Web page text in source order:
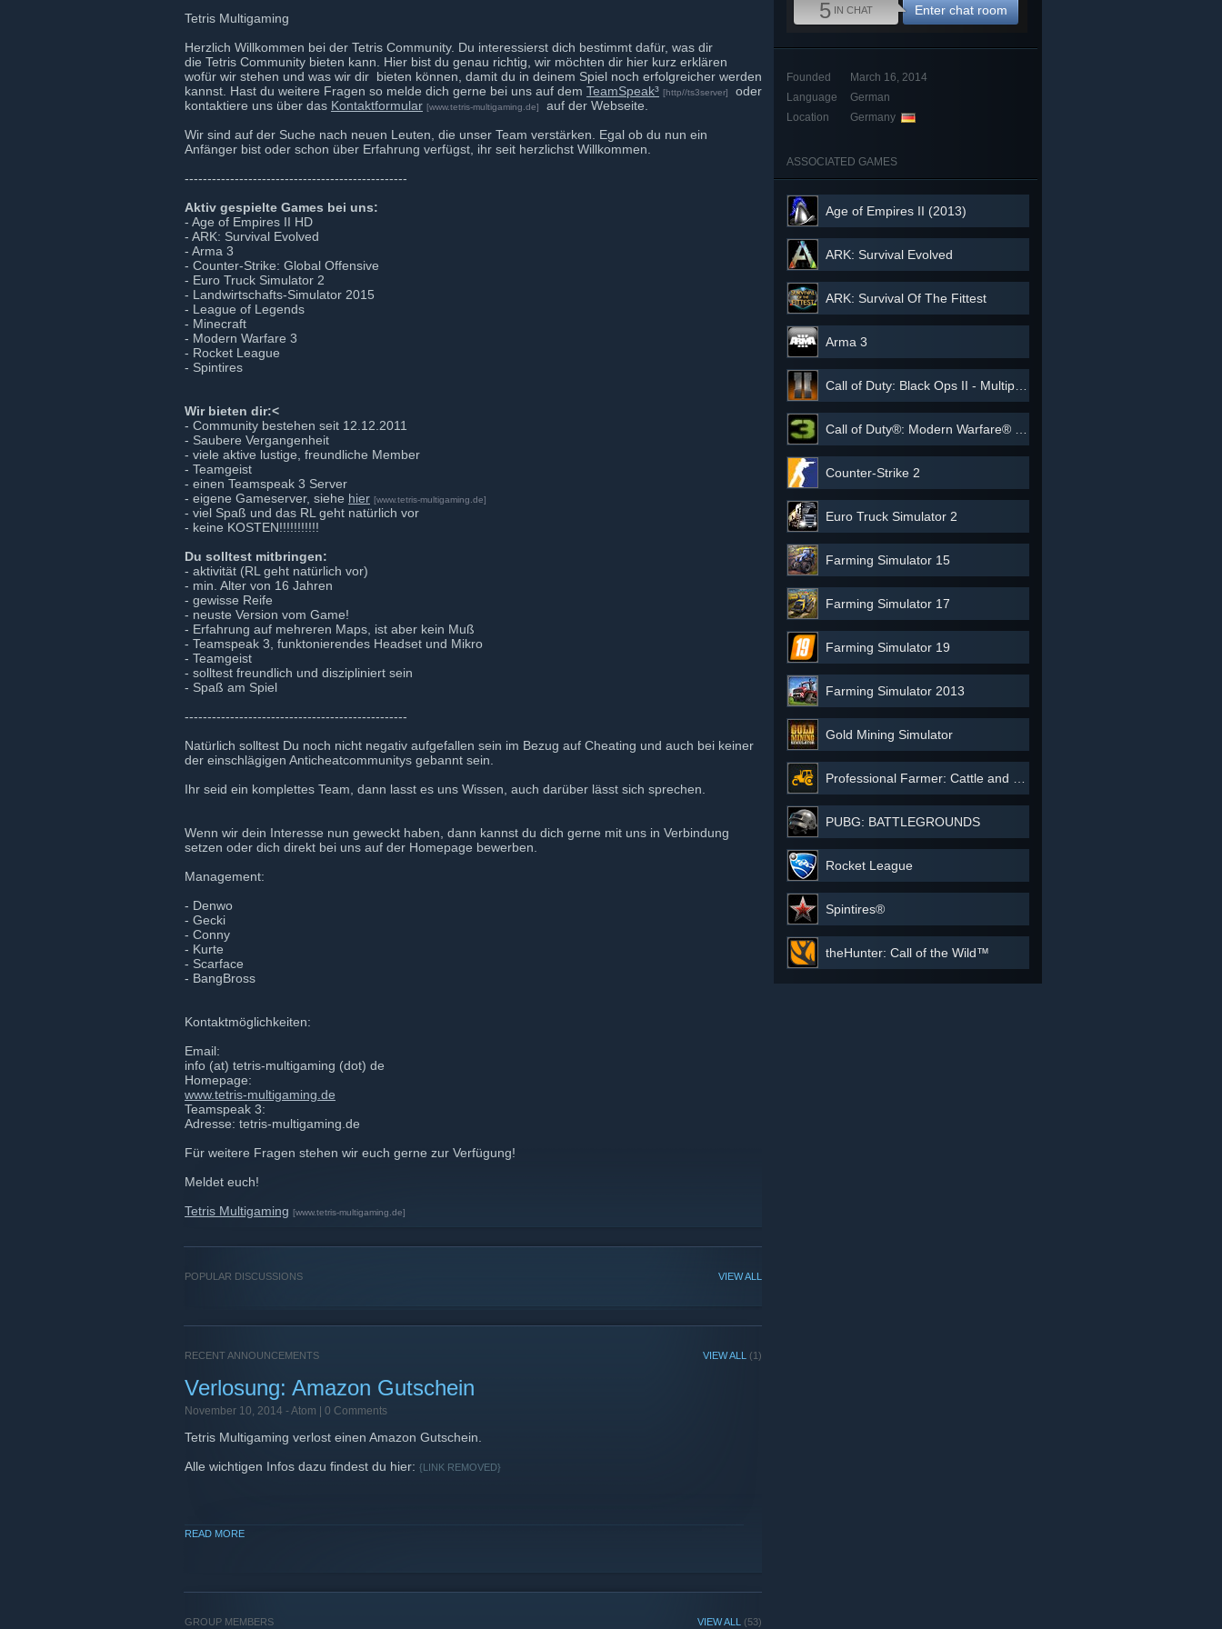
Tetris Multigaming
Herzlich Willkommen bei der Tetris Community. Du interessierst dich bestimmt dafür, was dir
die Tetris Community bieten kann. Hier bist du genau richtig, wir möchten dir hier kurz erklären
wofür wir stehen und was wir dir bieten können, damit du in deinem Spiel noch erfolgreicher werden
kannst. Hast du weitere Fragen so melde dich gerne bei uns auf dem TeamSpeak³ [http//ts3server]
oder
kontaktiere uns über das Kontaktformular [www.tetris-multigaming.de]
auf der Webseite.
Wir sind auf der Suche nach neuen Leuten, die unser Team verstärken. Egal ob du nun ein
Anfänger bist oder schon über Erfahrung verfügst, ihr seit herzlichst Willkommen.
-------------------------------------------------
Aktiv gespielte Games bei uns:
- Age of Empires II HD
- ARK: Survival Evolved
- Arma 3
- Counter-Strike: Global Offensive
- Euro Truck Simulator 2
- Landwirtschafts-Simulator 2015
- League of Legends
- Minecraft
- Modern Warfare 3
- Rocket League
- Spintires
Wir bieten dir:<
- Community bestehen seit 12.12.2011
- Saubere Vergangenheit
- viele aktive lustige, freundliche Member
- Teamgeist
- einen Teamspeak 3 Server
- eigene Gameserver, siehe hier [www.tetris-multigaming.de]
- viel Spaß und das RL geht natürlich vor
- keine KOSTEN!!!!!!!!!!!
Du solltest mitbringen:
- aktivität (RL geht natürlich vor)
- min. Alter von 16 Jahren
- gewisse Reife
- neuste Version vom Game!
- Erfahrung auf mehreren Maps, ist aber kein Muß
- Teamspeak 3, funktonierendes Headset und Mikro
- Teamgeist
- solltest freundlich und diszipliniert sein
- Spaß am Spiel
-------------------------------------------------
Natürlich solltest Du noch nicht negativ aufgefallen sein im Bezug auf Cheating und auch bei keiner
der einschlägigen Anticheatcommunitys gebannt sein.
Ihr seid ein komplettes Team, dann lasst es uns Wissen, auch darüber lässt sich sprechen.
Wenn wir dein Interesse nun geweckt haben, dann kannst du dich gerne mit uns in Verbindung
setzen oder dich direkt bei uns auf der Homepage bewerben.
Management:
- Denwo
- Gecki
- Conny
- Kurte
- Scarface
- BangBross
Kontaktmöglichkeiten:
Email:
info (at) tetris-multigaming (dot) de
Homepage:
www.tetris-multigaming.de
Teamspeak 3:
Adresse: tetris-multigaming.de
Für weitere Fragen stehen wir euch gerne zur Verfügung!
Meldet euch!
Tetris Multigaming [www.tetris-multigaming.de]
VIEW ALL
POPULAR DISCUSSIONS
VIEW ALL (1)
RECENT ANNOUNCEMENTS
Verlosung: Amazon Gutschein
November 10, 2014 -Atom | 0 Comments
Tetris Multigaming verlost einen Amazon Gutschein.
Alle wichtigen Infos dazu findest du hier: {LINK REMOVED}
READ MORE
VIEW ALL (53)
GROUP MEMBERS
5 IN CHAT Enter chat room
Founded
March 16, 2014
Language
German
Location
Germany
ASSOCIATED GAMES
Age of Empires II (2013)
ARK: Survival Evolved
ARK: Survival Of The Fittest
Arma 3
Call of Duty: Black Ops II - Multiplayer
Call of Duty®: Modern Warfare® 3 (2011) - Multiplayer
Counter-Strike 2
Euro Truck Simulator 2
Farming Simulator 15
Farming Simulator 17
Farming Simulator 19
Farming Simulator 2013
Gold Mining Simulator
Professional Farmer: Cattle and Crops
PUBG: BATTLEGROUNDS
Rocket League
Spintires®
theHunter: Call of the Wild™